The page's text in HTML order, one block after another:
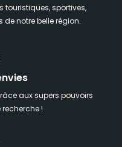
touristiques, sportives,
notre belle région.
aux supers pouvoirs
!